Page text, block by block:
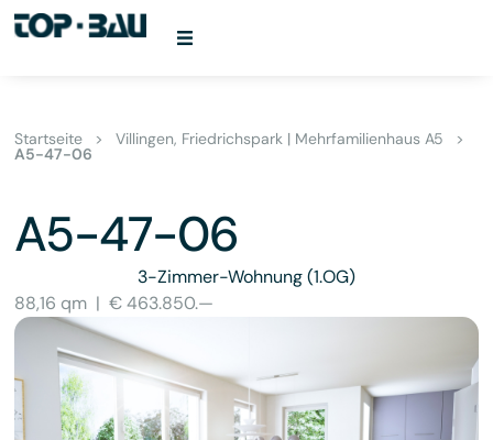
Startseite >Villingen, Friedrichspark | Mehrfamilienhaus A5 >
A5-47-06
A5-47-06
3-Zimmer-Wohnung(1.OG)
88,16 qm |€ 463.850.—